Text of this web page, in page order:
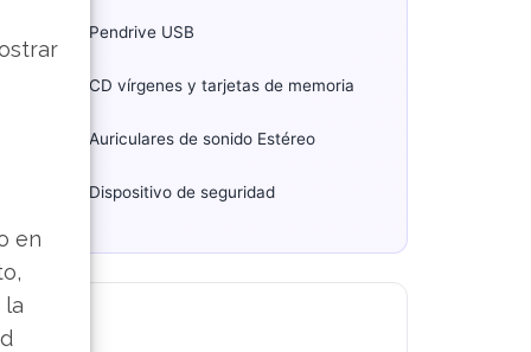
en
la
Pendrive USB
CD vírgenes y tarjetas de memoria
Auriculares de sonido Estéreo
Dispositivo de seguridad